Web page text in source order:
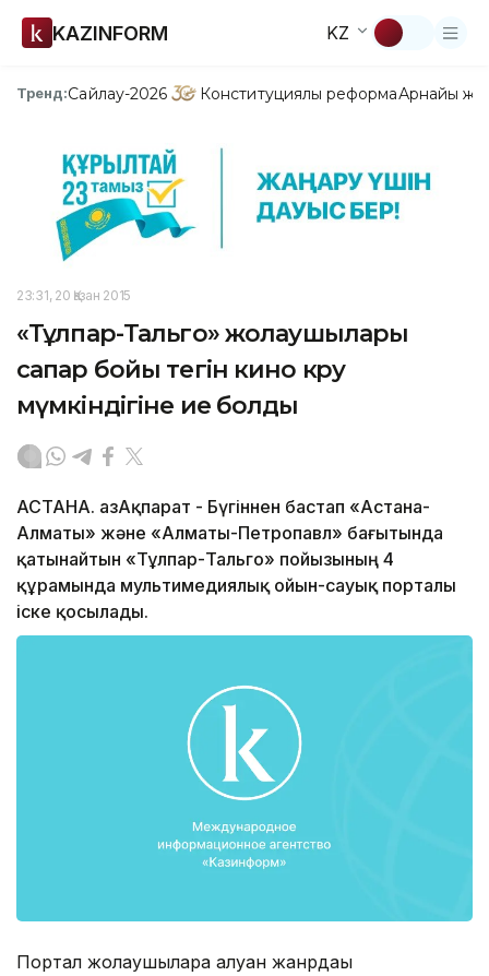
KAZINFORM KZ
Тренд:Сайлау-2026 Конституциялық реформаАрнайы
23:31, 20 Қазан 2015
«Тұлпар-Тальго» жолаушылары
сапар бойы тегін кино көру
мүмкіндігіне ие болды
АСТАНА. ҚазАқпарат - Бүгіннен бастап «Астана-
Алматы» және «Алматы-Петропавл» бағытында
қатынайтын «Тұлпар-Тальго» пойызының 4
құрамында мультимедиялық ойын-сауық порталы
іске қосылады.
Портал жолаушыларға алуан жанрдағы